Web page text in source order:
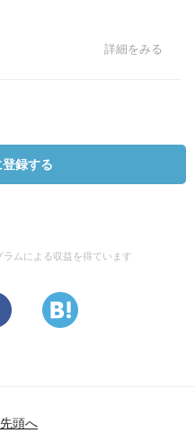
詳細をみる
録する
ムによる収益を得ています
頭へ